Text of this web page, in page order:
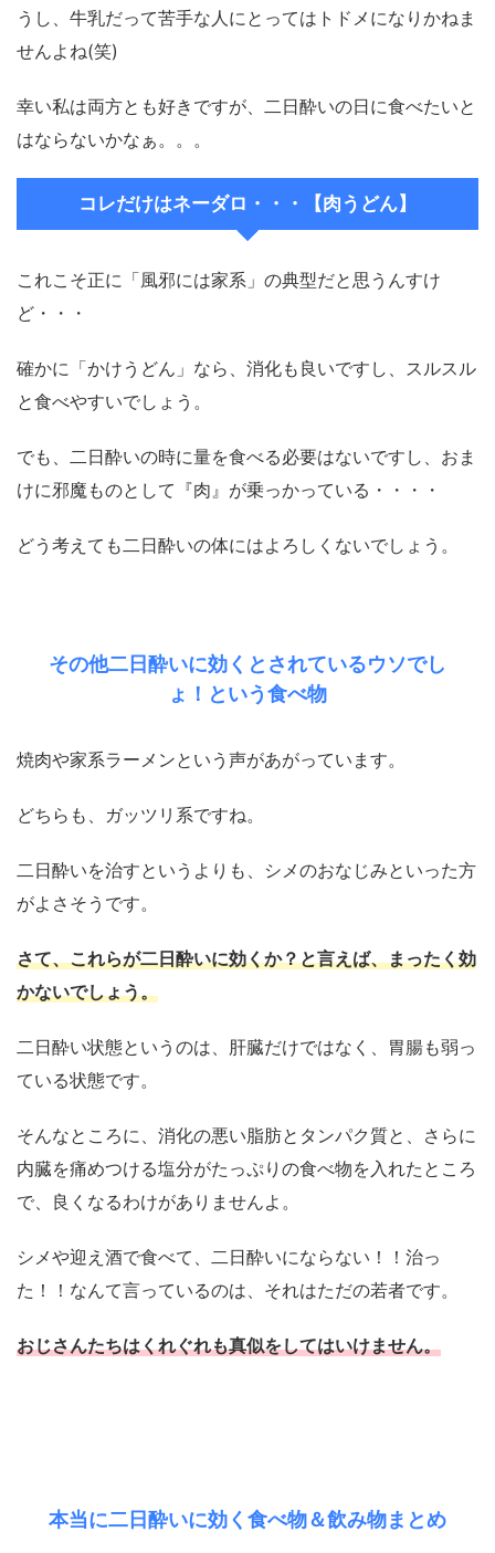
うし、牛乳だって苦手な人にとってはトドメになりかねま
せんよね(笑)
幸い私は両方とも好きですが、二日酔いの日に食べたいと
はならないかなぁ。。。
コレだけはネーダロ・・・【肉うどん】
これこそ正に「風邪には家系」の典型だと思うんすけ
ど・・・
確かに「かけうどん」なら、消化も良いですし、スルスル
と食べやすいでしょう。
でも、二日酔いの時に量を食べる必要はないですし、おま
けに邪魔ものとして『肉』が乗っかっている・・・・
どう考えても二日酔いの体にはよろしくないでしょう。
その他二日酔いに効くとされているウソでし
ょ！という食べ物
焼肉や家系ラーメンという声があがっています。
どちらも、ガッツリ系ですね。
二日酔いを治すというよりも、シメのおなじみといった方
がよさそうです。
さて、これらが二日酔いに効くか？と言えば、まったく効
かないでしょう。
二日酔い状態というのは、肝臓だけではなく、胃腸も弱っ
ている状態です。
そんなところに、消化の悪い脂肪とタンパク質と、さらに
内臓を痛めつける塩分がたっぷりの食べ物を入れたところ
で、良くなるわけがありませんよ。
シメや迎え酒で食べて、二日酔いにならない！！治っ
た！！なんて言っているのは、それはただの若者です。
おじさんたちはくれぐれも真似をしてはいけません。
本当に二日酔いに効く食べ物＆飲み物まとめ